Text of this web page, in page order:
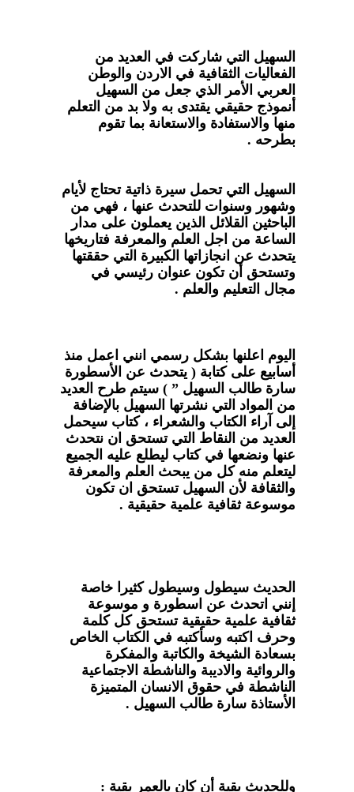
السهيل التي شاركت في العديد من
الفعاليات الثقافية في الاردن والوطن
العربي الأمر الذي جعل من السهيل
أنموذج حقيقي يقتدى به ولا بد من التعلم
منها والاستفادة والاستعانة بما تقوم
بطرحه .
السهيل التي تحمل سيرة ذاتية تحتاج لأيام
وشهور وسنوات للتحدث عنها ، فهي من
الباحثين القلائل الذين يعملون على مدار
الساعة من اجل العلم والمعرفة فتاريخها
يتحدث عن انجازاتها الكبيرة التي حققتها
وتستحق أن تكون عنوان رئيسي في
مجال التعليم والعلم .
اليوم اعلنها بشكل رسمي انني اعمل منذ
أسابيع على كتابة ( يتحدث عن الأسطورة
سارة طالب السهيل ” ) سيتم طرح العديد
من المواد التي نشرتها السهيل بالإضافة
إلى آراء الكتاب والشعراء ، كتاب سيحمل
العديد من النقاط التي تستحق ان نتحدث
عنها ونضعها في كتاب ليطلع عليه الجميع
ليتعلم منه كل من يبحث العلم والمعرفة
والثقافة لأن السهيل تستحق ان تكون
موسوعة ثقافية علمية حقيقية .
الحديث سيطول وسيطول كثيرا خاصة
إنني اتحدث عن اسطورة و موسوعة
ثقافية علمية حقيقية تستحق كل كلمة
وحرف اكتبه وسأكتبه في الكتاب الخاص
بسعادة الشيخة والكاتبة والمفكرة
والروائية والاديبة والناشطة الاجتماعية
الناشطة في حقوق الانسان المتميزة
الأستاذة سارة طالب السهيل .
وللحديث بقية أن كان بالعمر بقية :